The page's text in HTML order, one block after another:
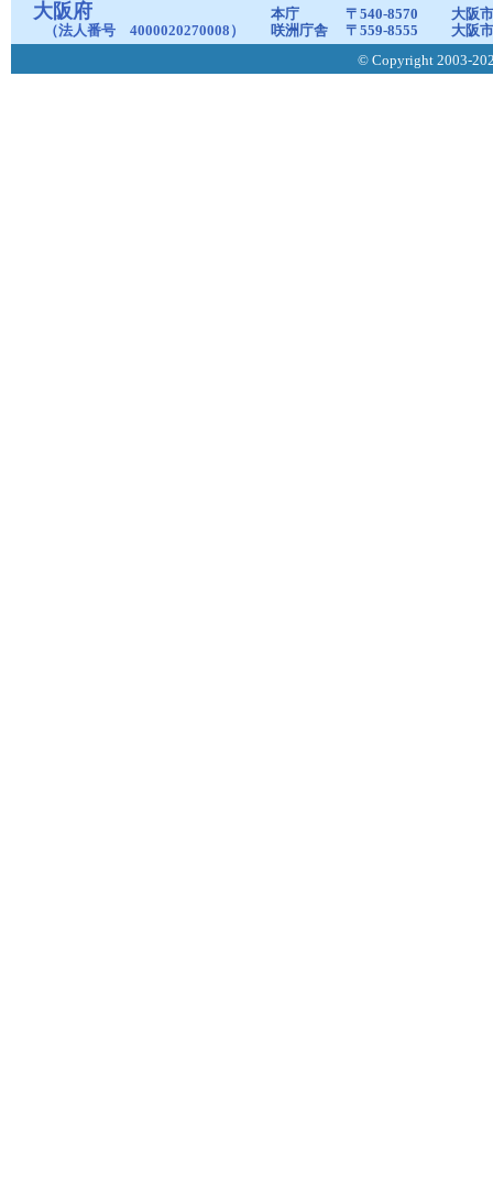
大阪府
（法人番号 4000020270008）
本庁 〒540-8570
大阪
咲洲庁舎
〒559-8555
大阪
© Copyright 2003-